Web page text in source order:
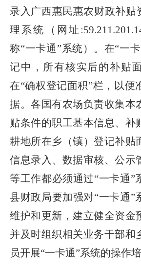
录入广西惠民惠农财政补贴
理系统
（ 网址 :59.211.201.
称“一卡通”系统） 。在“一
记中，所有核实后的补贴
在“确权登记面积”栏，以便
据。各国有农场负责收集本
贴条件的职工基本信息、补
耕地所在乡（镇） 登记补贴
信息录入、数据审核、公示
等工作都必须通过“一卡通”
县财政局要加强对“一卡通”
维护和更新，建立健全资金
并及时组织相关业务干部和
员开展“一卡通”系统的操作培